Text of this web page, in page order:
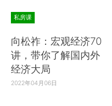
私房课
向松祚：宏观经济70
讲，带你了解国内外
经济大局
2022年04月06日